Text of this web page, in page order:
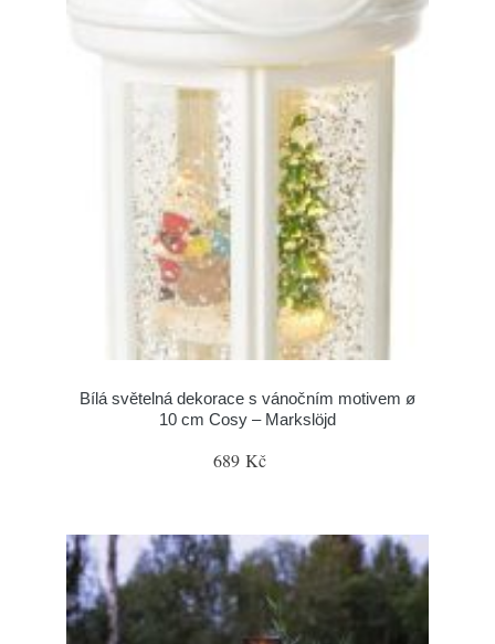
Bílá světelná dekorace s vánočním motivem ø
10 cm Cosy – Markslöjd
689 Kč